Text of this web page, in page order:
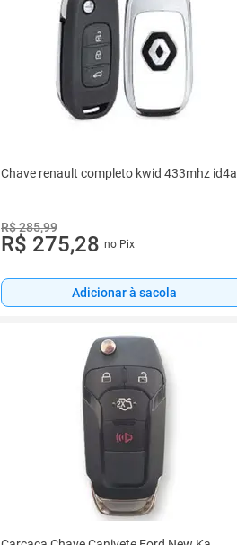
Chave renault completo kwid 433mhz id4a
R$ 285,99
R$ 275,28 no Pix
Adicionar à sacola